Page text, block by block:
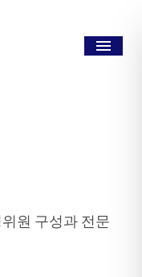
menu
원 구성과 전문